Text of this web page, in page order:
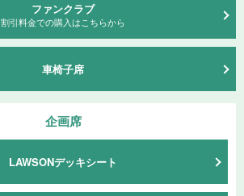
ファンクラブ
割引料⾦での購⼊はこちらから
車椅子席
企画席
LAWSONデッキシート